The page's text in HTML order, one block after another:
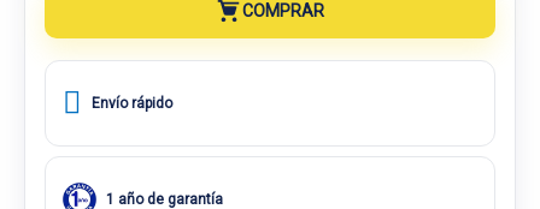
COMPRAR
Envío rápido
1 año de garantía